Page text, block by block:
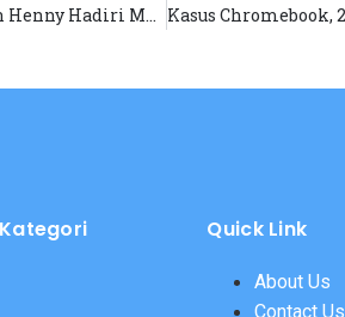
Tempuh Jarak 500 Kilometer demi Harapan: Nurul dan Henny Hadiri May Day di Monas
Kategori Quick Link
About Us
Contact Us